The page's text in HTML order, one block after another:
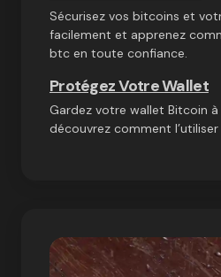
Sécurisez vos bitcoins et
facilement et apprenez
btc en toute confiance.
Protégez Votre Wallet
Gardez votre wallet Bitcoin à
découvrez comment